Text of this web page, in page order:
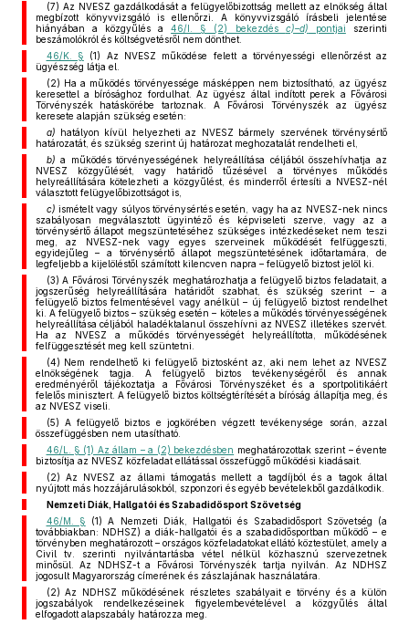
(7) Az NVESZ gazdálkodását a felügyelőbizottság mellett az elnökség által
megbízott könyvvizsgáló is ellenőrzi. A könyvvizsgáló írásbeli jelentése
hiányában a közgyűlés a46/I. § (2) bekezdés c)–d) pontjai szerinti
beszámolókról és költségvetésről nem dönthet.
46/K. § (1) Az NVESZ működése felett a törvényességi ellenőrzést az
ügyészség látja el.
(2) Ha a működés törvényessége másképpen nem biztosítható, az ügyész
keresettel a bírósághoz fordulhat. Az ügyész által indított perek a Fővárosi
Törvényszék hatáskörébe tartoznak. A Fővárosi Törvényszék az ügyész
keresete alapján szükség esetén:
a) hatályon kívül helyezheti az NVESZ bármely szervének törvénysértő
határozatát, és szükség szerint új határozat meghozatalát rendelheti el,
b) a működés törvényességének helyreállítása céljából összehívhatja az
NVESZ közgyűlését, vagy határidő tűzésével a törvényes működés
helyreállítására kötelezheti a közgyűlést, és minderről értesíti a NVESZ-nél
választott felügyelőbizottságot is,
c) ismételt vagy súlyos törvénysértés esetén, vagy ha az NVESZ-nek nincs
szabályosan megválasztott ügyintéző és képviseleti szerve, vagy az a
törvénysértő állapot megszüntetéséhez szükséges intézkedéseket nem teszi
meg, az NVESZ-nek vagy egyes szerveinek működését felfüggeszti,
egyidejűleg – a törvénysértő állapot megszüntetésének időtartamára, de
legfeljebb a kijelöléstől számított kilencven napra – felügyelő biztost jelöl ki.
(3) A Fővárosi Törvényszék meghatározhatja a felügyelő biztos feladatait, a
jogszerűség helyreállítására határidőt szabhat, és szükség szerint – a
felügyelő biztos felmentésével vagy anélkül – új felügyelő biztost rendelhet
ki. A felügyelő biztos – szükség esetén – köteles a működés törvényességének
helyreállítása céljából haladéktalanul összehívni az NVESZ illetékes szervét.
Ha az NVESZ a működés törvényességét helyreállította, működésének
felfüggesztését meg kell szüntetni.
(4) Nem rendelhető ki felügyelő biztosként az, aki nem lehet az NVESZ
elnökségének tagja. A felügyelő biztos tevékenységéről és annak
eredményéről tájékoztatja a Fővárosi Törvényszéket és a sportpolitikáért
felelős minisztert. A felügyelő biztos költségtérítését a bíróság állapítja meg, és
az NVESZ viseli.
(5) A felügyelő biztos e jogkörében végzett tevékenysége során, azzal
összefüggésben nem utasítható.
46/L. § (1) Az állam – a (2) bekezdésben meghatározottak szerint – évente
biztosítja az NVESZ közfeladat ellátással összefüggő működési kiadásait.
(2) Az NVESZ az állami támogatás mellett a tagdíjból és a tagok által
nyújtott más hozzájárulásokból, szponzori és egyéb bevételekből gazdálkodik.
Nemzeti Diák, Hallgatói és Szabadidősport Szövetség
46/M. § (1) A Nemzeti Diák, Hallgatói és Szabadidősport Szövetség (a
továbbiakban: NDHSZ) a diák-hallgatói és a szabadidősportban működő – e
törvényben meghatározott – országos közfeladatokat ellátó köztestület, amely a
Civil tv. szerinti nyilvántartásba vétel nélkül közhasznú szervezetnek
minősül. Az NDHSZ-t a Fővárosi Törvényszék tartja nyilván. Az NDHSZ
jogosult Magyarország címerének és zászlajának használatára.
(2) Az NDHSZ működésének részletes szabályait e törvény és a külön
jogszabályok rendelkezéseinek figyelembevételével a közgyűlés által
elfogadott alapszabály határozza meg.